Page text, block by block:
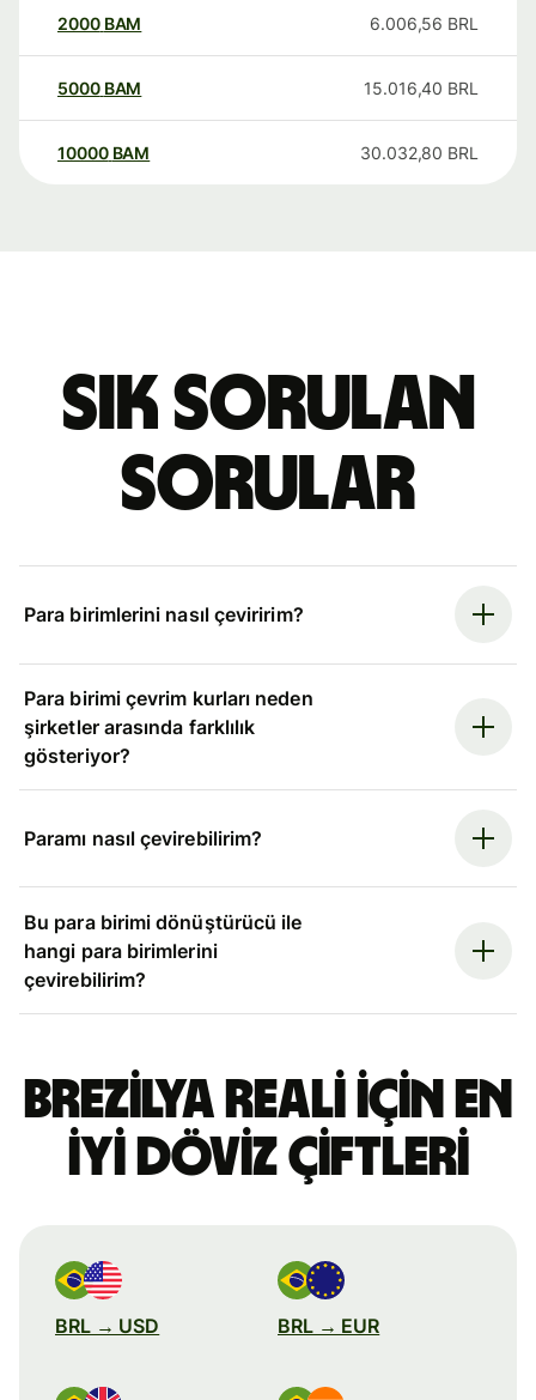
2000 BAM 6.006,56 BRL
5000 BAM 15.016,40 BRL
10000 BAM 30.032,80 BRL
Sık sorulan
sorular
Para birimlerini nasıl çeviririm?
Para birimi çevrim kurları neden
şirketler arasında farklılık
gösteriyor?
Paramı nasıl çevirebilirim?
Bu para birimi dönüştürücü ile
hangi para birimlerini
çevirebilirim?
Brezilya reali için en
iyi döviz çiftleri
BRL → USD BRL → EUR